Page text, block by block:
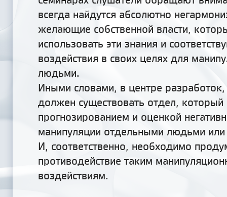
всегда найдутся абсолютно
желающие собственной власти,
использовать эти знания и
воздействия в своих целях для
людьми.
Иными словами, в центре
должен существовать отдел, который
прогнозированием и оценкой
манипуляции отдельными людьми
И, соответственно, необходимо
противодействие таким
воздействиям.